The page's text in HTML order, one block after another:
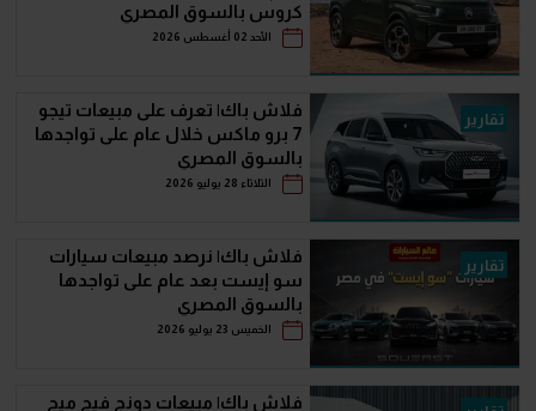
كروس بالسوق المصري
الأحد 02 أغسطس 2026
تقارير
فلاش باك| تعرف على مبيعات تيجو
7 برو ماكس خلال عام على تواجدها
بالسوق المصري
الثلاثاء 28 يوليو 2026
تقارير
فلاش باك| نرصد مبيعات سيارات
سو إيست بعد عام على تواجدها
بالسوق المصري
الخميس 23 يوليو 2026
فلاش باك| مبيعات دونج فيج ميج